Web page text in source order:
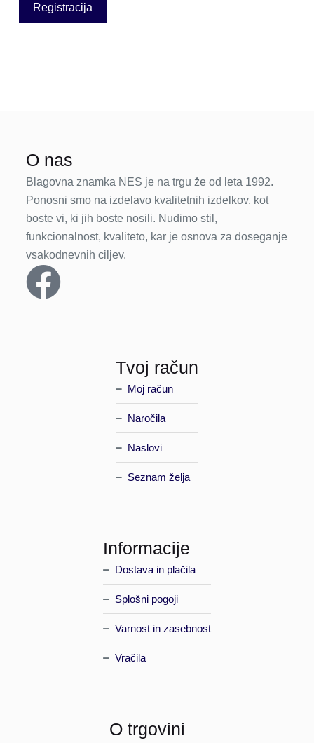
Registracija
O nas
Blagovna znamka NES je na trgu že od leta 1992.
Ponosni smo na izdelavo kvalitetnih izdelkov, kot
boste vi, ki jih boste nosili. Nudimo stil,
funkcionalnost, kvaliteto, kar je osnova za doseganje
vsakodnevnih ciljev.
Tvoj račun
Moj račun
Naročila
Naslovi
Seznam želja
Informacije
Dostava in plačila
Splošni pogoji
Varnost in zasebnost
Vračila
O trgovini